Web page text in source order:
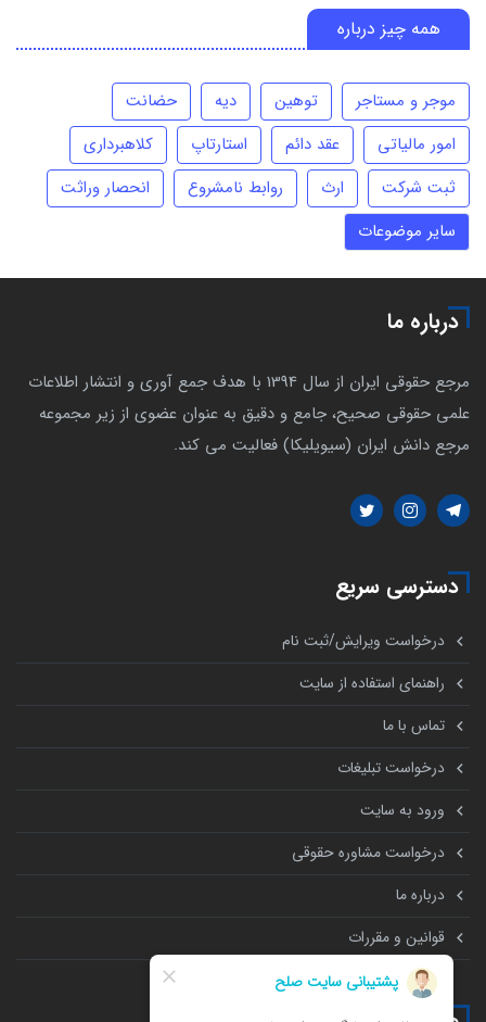
همه چیز درباره
موجر و مستاجر توهین دیه
حضانت
امور مالیاتی
عقد دائم استارتاپ
کلاهبرداری
ثبت شرکت
ارث روابط نامشروع
انحصار وراثت
سایر موضوعات
درباره ما
مرجع حقوقی ایران از سال 1394 با هدف جمع آوری و انتشار اطلاعات
علمی حقوقی صحیح، جامع و دقیق به عنوان عضوی از زیر مجموعه
مرجع دانش ایران (سیویلیکا) فعالیت می کند.
دسترسی سریع
درخواست ویرایش/ثبت نام
راهنمای استفاده از سایت
تماس با ما
درخواست تبلیغات
ورود به سایت
درخواست مشاوره حقوقی
درباره ما
قوانین و مقررات